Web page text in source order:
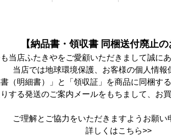
【納品書・領収書 同梱送付廃止の
当店ふたきやをご愛顧いただきまして誠に
当店では地球環境保護、お客様の個人情報
書（明細書）」と「領収証」を商品に同梱す
する発送のご案内メールをもちまして、お
ご理解とご協力をいただきますようお願い
詳しくはこちら>>